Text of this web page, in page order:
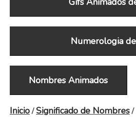
Numerologia
Nombres Animados
Inicio/Significado de Nombres/